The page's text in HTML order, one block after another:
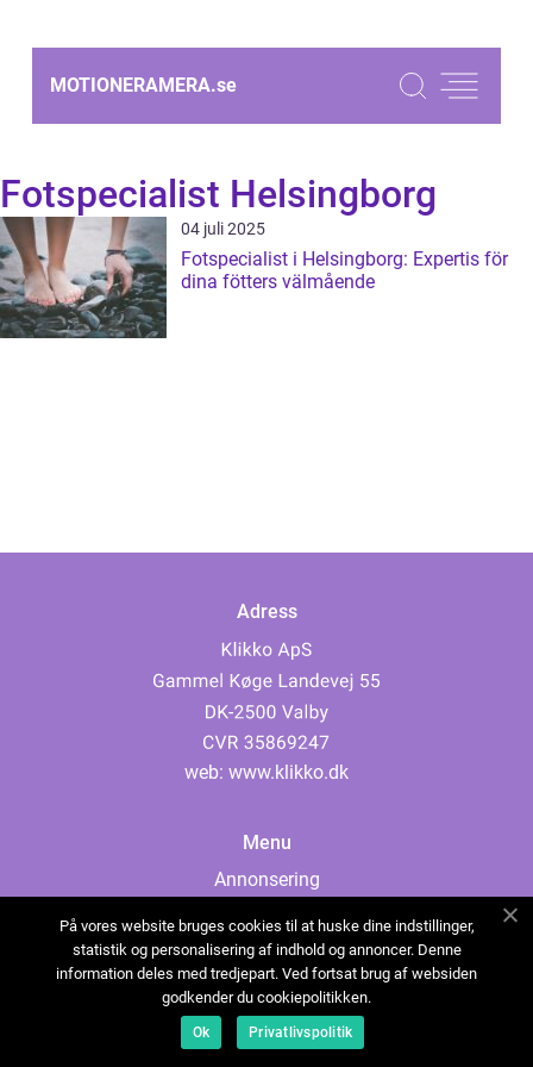
MOTIONERAMERA.se
Fotspecialist Helsingborg
04 juli 2025
Fotspecialist i Helsingborg: Expertis för
dina fötters välmående
Adress
web: www.klikko.dk
Menu
Annonsering
Cookies
Kontakta oss
Sitemap
På vores website bruges cookies til at huske dine indstillinger,
statistik og personalisering af indhold og annoncer. Denne
information deles med tredjepart. Ved fortsat brug af websiden
godkender du cookiepolitikken.
Ok Privatlivspolitik